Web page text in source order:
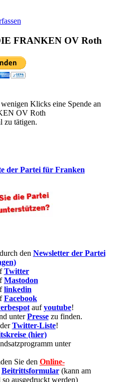
FRANKEN OV Roth
Klicks eine Spende an
OV Roth
zu tätigen.
der Partei für Franken
den Newsletter der Partei
Twitter
Mastodon
linkedin
Facebook
aufyoutube!
unterPressezu finden.
Twitter-Liste!
(hier)
unter
Sie den Online-
Beitrittsformular(kann am
ausgedruckt werden)